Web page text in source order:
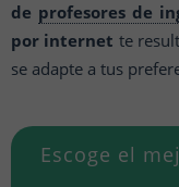
de profesores de
por internet te
se adapte a tus
Escoge el